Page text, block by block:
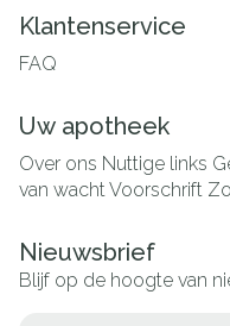
Klantenservice
FAQ
Uw apotheek
Over ons Nuttige links
van wachtVoorschrift
Nieuwsbrief
Blijf op de hoogte van